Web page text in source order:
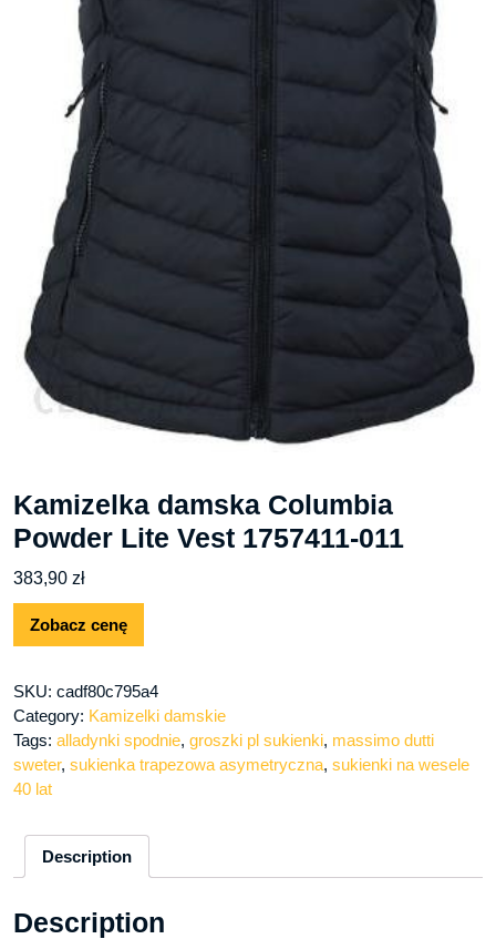
Kamizelka damska Columbia
Powder Lite Vest 1757411-011
383,90 zł
Zobacz cenę
SKU: cadf80c795a4
Category: Kamizelki damskie
Tags: alladynki spodnie, groszki pl sukienki, massimo dutti
sweter, sukienka trapezowa asymetryczna, sukienki na wesele
40 lat
Description
Description